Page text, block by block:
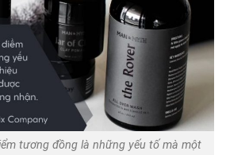
tương đồng là những yếu tố mà một